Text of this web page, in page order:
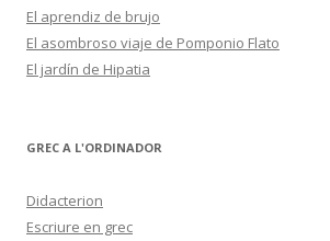
El aprendiz de brujo
El asombroso viaje de Pomponio Flato
El jardín de Hipatia
GREC A L'ORDINADOR
Didacterion
Escriure en grec